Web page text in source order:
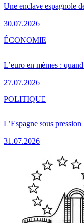
Une enclave espagnole
30.07.2026
L’euro en mèmes :
27.07.2026
ÉCONOMIE
L’Espagne sous
31.07.2026
POLITIQUE